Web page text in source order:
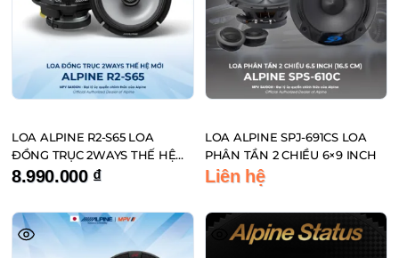
LOA ALPINE R2-S65 LOA
ĐỒNG TRỤC 2WAYS THẾ HỆ
MỚI
8.990.000 ₫
LOA ALPINE SPJ-691CS LOA
PHÂN TẦN 2 CHIỀU 6×9 INCH
Liên hệ